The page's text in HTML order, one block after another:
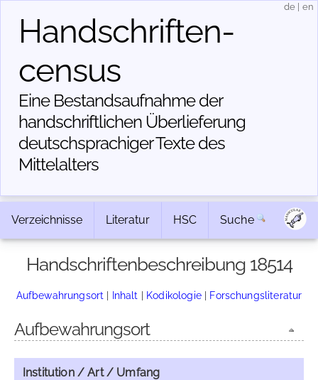
Handschriften­
census
Eine Bestandsaufnahme der
handschriftlichen Über­lieferung
deutschsprachiger Texte des
Mittelalters
de en
Verzeichnisse Literatur HSC Suche
Handschriftenbeschreibung 18514
Aufbewahrungsort | Inhalt | Kodikologie| Forschungsliteratur
Aufbewahrungsort
Institution / Art / Umfang